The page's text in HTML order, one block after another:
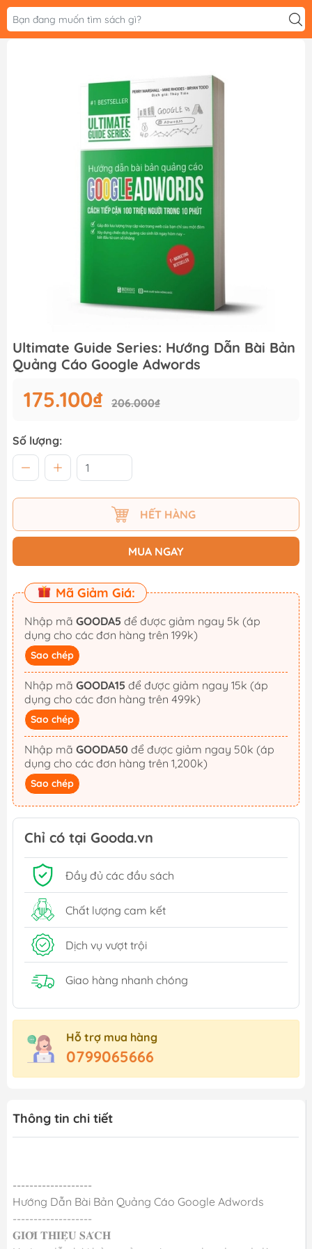
Ultimate Guide Series: Hướng Dẫn Bài Bản
Quảng Cáo Google Adwords
175.100₫ 206.000₫
Số lượng:
HẾT HÀNG
MUA NGAY
Mã Giảm Giá:
Nhập mã GOODA5
dụng cho các đơn hàng trên 199k)
Sao chép
Nhập mã GOODA15
dụng cho các đơn hàng trên 499k)
Sao chép
Nhập mã GOODA50
dụng cho các đơn hàng trên 1,200k)
Sao chép
Chỉ có tại Gooda.vn
Đầy đủ các đầu sách
Chất lượng cam kết
Dịch vụ vượt trội
Giao hàng nhanh chóng
Hỗ trợ mua hàng
0799065666
Thông tin chi tiết
-------------------
Hướng Dẫn Bài Bản Quảng Cáo Google Adwords
-------------------
𝐆𝐈𝐎̛́𝐈 𝐓𝐇𝐈𝐄̣̂𝐔 𝐒𝐀́𝐂𝐇